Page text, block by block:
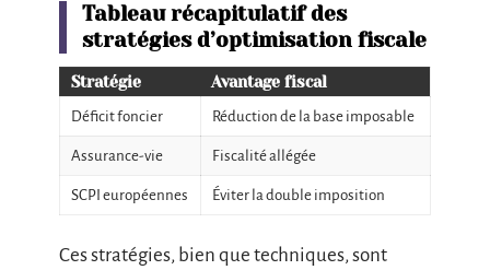
Tableau récapitulatif des
stratégies d’optimisation fiscale
Stratégie Avantage fiscal
Déficit foncier Réduction de la base imposable
Assurance-vie Fiscalité allégée
SCPI européennes Éviter la double imposition
Ces stratégies, bien que techniques, sont